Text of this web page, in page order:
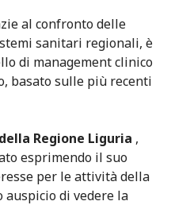
al confronto delle
sanitari regionali, è
di management clinico
basato sulle più recenti
Regione Liguria ,
esprimendo il suo
per le attività della
di vedere la